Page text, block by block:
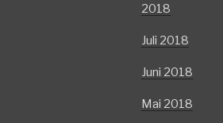
2018
Juli 2018
Juni 2018
Mai 2018